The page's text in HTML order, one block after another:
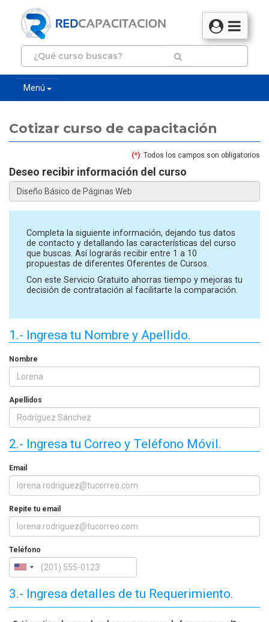
Menú
Cotizar curso de capacitación
(*): Todos los campos son obligatorios
Deseo recibir información del curso
Completa la siguiente información, dejando tus datos
de contacto y detallando las características del curso
que buscas. Así lograrás recibir entre 1 a 10
propuestas de diferentes Oferentes de Cursos.
Con este Servicio Gratuito ahorras tiempo y mejoras tu
decisión de contratación al facilitarte la comparación.
1.- Ingresa tu Nombre y Apellido.
Nombre
Apellidos
2.- Ingresa tu Correo y Teléfono Móvil.
Email
Repite tu email
Teléfono
3.- Ingresa detalles de tu Requerimiento.